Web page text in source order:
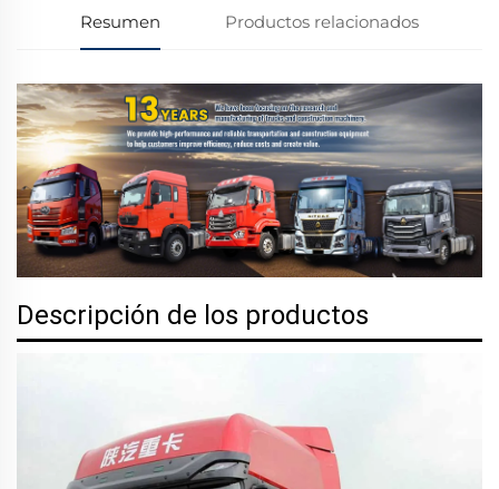
Resumen Productos relacionados
Descripción de los productos